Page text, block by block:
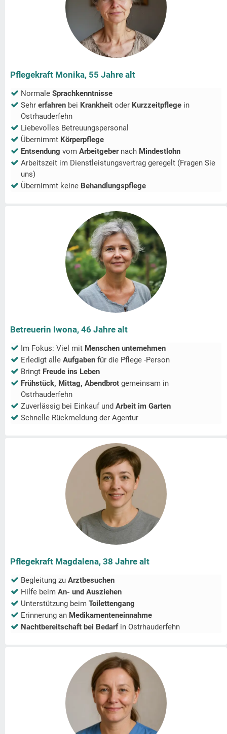
Pflegekraft Monika, 55 Jahre alt
Normale Sprachkenntnisse
Sehr erfahren bei Krankheit oder Kurzzeitpflege in
Ostrhauderfehn
Liebevolles Betreuungspersonal
Übernimmt Körperpflege
Entsendung vom Arbeitgeber nach Mindestlohn
Arbeitszeit im Dienstleistungsvertrag geregelt (Fragen Sie
uns)
Übernimmt keine Behandlungspflege
Betreuerin Iwona, 46 Jahre alt
Im Fokus: Viel mit Menschen unternehmen
Erledigt alle Aufgaben für die Pflege -Person
Bringt Freude ins Leben
Frühstück, Mittag, Abendbrot gemeinsam in
Ostrhauderfehn
Zuverlässig bei Einkauf und Arbeit im Garten
Schnelle Rückmeldung der Agentur
Pflegekraft Magdalena, 38 Jahre alt
Begleitung zu Arztbesuchen
Hilfe beim An- und Ausziehen
Unterstützung beim Toilettengang
Erinnerung an Medikamenteneinnahme
Nachtbereitschaft bei Bedarfin Ostrhauderfehn